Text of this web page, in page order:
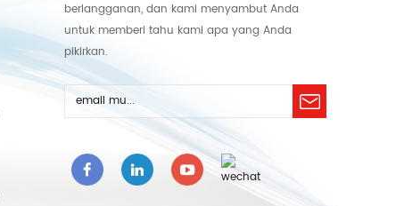
berlangganan, dan kami menyambut Anda
untuk memberi tahu kami apa yang Anda
pikirkan.